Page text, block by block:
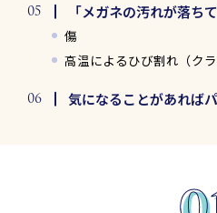
「メガネの汚れが落ち
傷
高温によるひび割れ（クラ
気になることがあれば